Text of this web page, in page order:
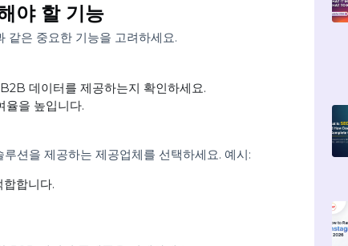
: 검증된 정보를 통해 의미 있는 관계를 구축합니다.
터: 오래되거나 부정확한 데이터를 피하여 캠페인 결과를
해야 할 기능
과 같은 중요한 기능을 고려하세요.
된 B2B 데이터를 제공하는지 확인하세요.
여율을 높입니다.